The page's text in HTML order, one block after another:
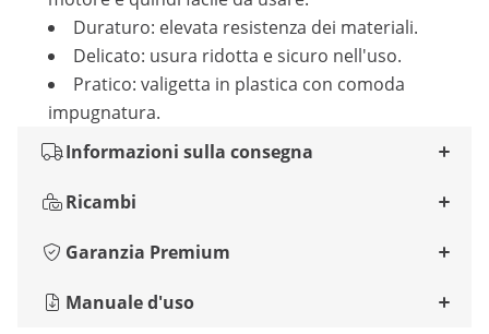
Duraturo: elevata resistenza dei materiali.
Delicato: usura ridotta e sicuro nell'uso.
Pratico: valigetta in plastica con comoda
impugnatura.
Informazioni sulla consegna
Ricambi
Garanzia Premium
Manuale d'uso